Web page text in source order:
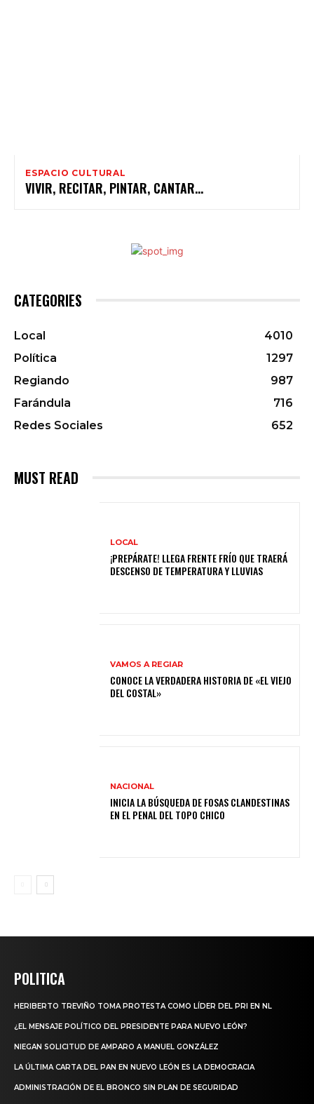
ESPACIO CULTURAL
CATEGORIES
Local
4010
Política
1297
Regiando
987
Farándula
716
Redes Sociales
652
MUST READ
LOCAL
¡PREPÁRATE! LLEGA FRENTE FRÍO QUE TRAERÁ
DESCENSO DE TEMPERATURA Y LLUVIAS
VAMOS A REGIAR
CONOCE LA VERDADERA HISTORIA DE «EL VIEJO
DEL COSTAL»
NACIONAL
INICIA LA BÚSQUEDA DE FOSAS CLANDESTINAS
EN EL PENAL DEL TOPO CHICO
POLITICA
HERIBERTO TREVIÑO TOMA PROTESTA COMO LÍDER DEL PRI EN NL
¿EL MENSAJE POLÍTICO DEL PRESIDENTE PARA NUEVO LEÓN?
NIEGAN SOLICITUD DE AMPARO A MANUEL GONZÁLEZ
LA ÚLTIMA CARTA DEL PAN EN NUEVO LEÓN ES LA DEMOCRACIA
ADMINISTRACIÓN DE EL BRONCO SIN PLAN DE SEGURIDAD